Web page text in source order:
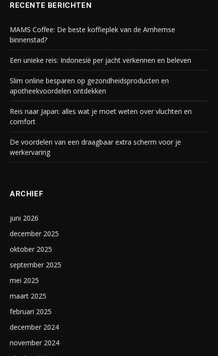
RECENTE BERICHTEN
MAMS Coffee: De beste koffieplek van de Arnhemse
binnenstad?
Een unieke reis: Indonesië per jacht verkennen en beleven
Slim online besparen op gezondheidsproducten en
apotheekvoordelen ontdekken
Reis naar Japan: alles wat je moet weten over vluchten en
comfort
De voordelen van een draagbaar extra scherm voor je
werkervaring
ARCHIEF
juni 2026
december 2025
oktober 2025
september 2025
mei 2025
maart 2025
februari 2025
december 2024
november 2024